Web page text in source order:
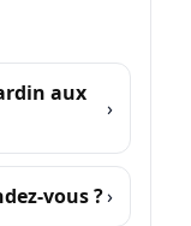
aux
vous ?